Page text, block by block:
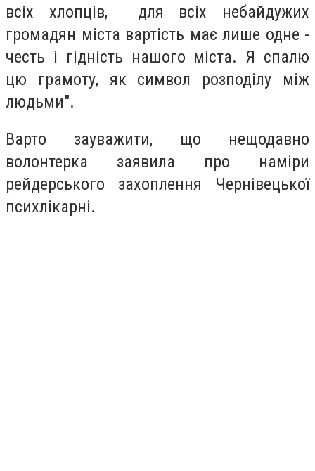
всіх хлопців, для всіх небайдужих
громадян міста вартість має лише одне -
честь і гідність нашого міста. Я спалю
цю грамоту, як символ розподілу між
людьми".
Варто зауважити, що нещодавно
волонтерка заявила про наміри
рейдерського захоплення Чернівецької
психлікарні.